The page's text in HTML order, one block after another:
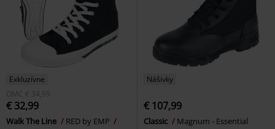
Exkluzívne
OMC € 34,99
€ 32,99
Walk The Line
RED by EMP
Nášivky
€ 107,99
Classic
Magnum - Essential